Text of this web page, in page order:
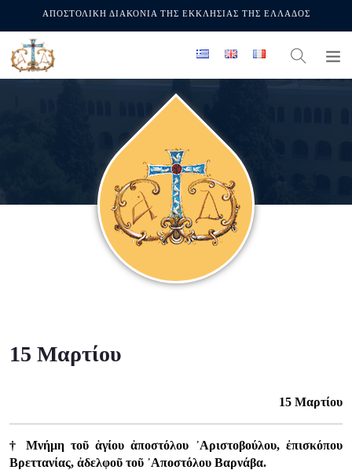
ΑΠΟΣΤΟΛΙΚΗ ΔΙΑΚΟΝΙΑ ΤΗΣ ΕΚΚΛΗΣΙΑΣ ΤΗΣ ΕΛΛΑΔΟΣ
15 Μαρτίου
15 Μαρτίου
† Μνήμη τοῦ ἁγίου ἀποστόλου ᾿Αριστοβούλου, ἐπισκόπου
Βρεττανίας, ἀδελφοῦ τοῦ ᾿Αποστόλου Βαρνάβα.